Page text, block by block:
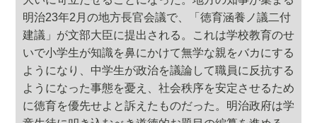
明治23年2月の地方長官会議で、「徳育涵養ノ議二付
建議」が文部大臣に提出される。これは学校教育のせ
いで小学生が知識を鼻にかけて無学な親をバカにする
ようになり、中学生が政治を議論して職員に反抗する
ようになった事態を憂え、社会秩序を安定させるため
に徳育を優先せよと訴えたものだった。明治政府は学